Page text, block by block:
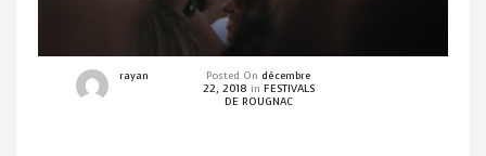
rayan Posted On décembre
22, 2018 in FESTIVALS
DE ROUGNAC